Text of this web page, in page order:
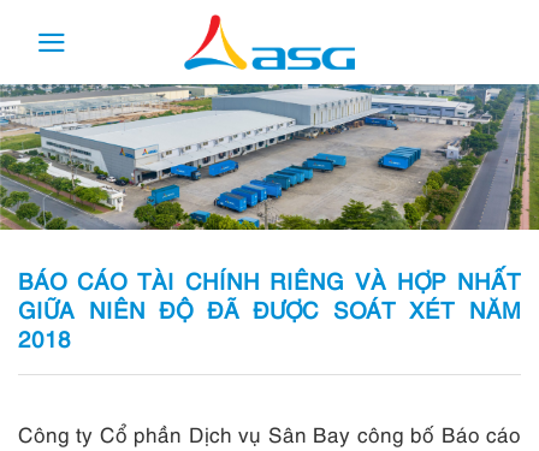
content
BÁO CÁO TÀI CHÍNH RIÊNG VÀ HỢP NHẤT
GIỮA NIÊN ĐỘ ĐÃ ĐƯỢC SOÁT XÉT NĂM
2018
Công ty Cổ phần Dịch vụ Sân Bay công bố Báo cáo